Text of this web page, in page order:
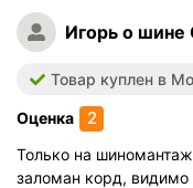
Игорь о шине
Товар куплен в
Оценка 2
Только на
заломан корд, видимо